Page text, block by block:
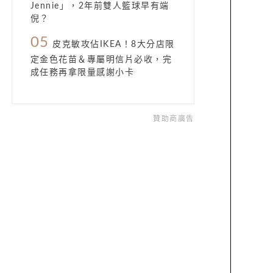
Jennie」，2年前雙人籃球早有端
倪？
05
皮克敏攻佔IKEA！8大分店限
定金色花苗＆專屬明信片必收，完
成任務再拿限量感謝小卡
贊助商廣告